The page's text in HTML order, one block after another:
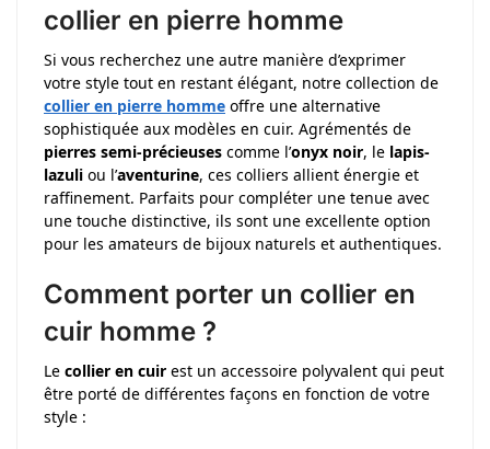
collier en pierre homme
Si vous recherchez une autre manière d’exprimer
votre style tout en restant élégant, notre collection de
collier en pierre homme offre une alternative
sophistiquée aux modèles en cuir. Agrémentés de
pierres semi-précieuses comme l’onyx noir, le lapis-
lazuli ou l’aventurine, ces colliers allient énergie et
raffinement. Parfaits pour compléter une tenue avec
une touche distinctive, ils sont une excellente option
pour les amateurs de bijoux naturels et authentiques.
Comment porter un collier en
cuir homme ?
Le collier en cuir est un accessoire polyvalent qui peut
être porté de différentes façons en fonction de votre
style :